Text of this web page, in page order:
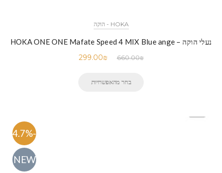
HOKA - הוקה
נעלי הוקה – HOKA ONE ONE Mafate Speed 4 MIX Blue ange
660.00₪
299.00₪
בחר מהאפשרויות
-54.7%
NEW